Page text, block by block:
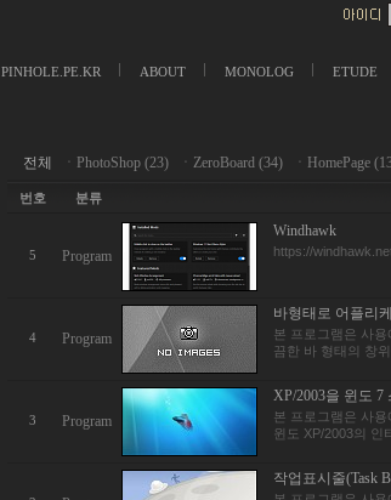
PINHOLE.PE.KR ABOUT MONOLOG ETUDE
전체 ㆍ PhotoShop (23) ㆍ ZeroBoard (34) ㆍ HomePage
번호 분류
5 Program
Windhawk
https://
4 Program
바형태로 어플리
본 프로그램은 사
끔한 바 형태의 창
3 Program
XP/2003을 윈도 7
본 프로그램은 사
윈도 XP/2003의 인
작업표시줄(Task